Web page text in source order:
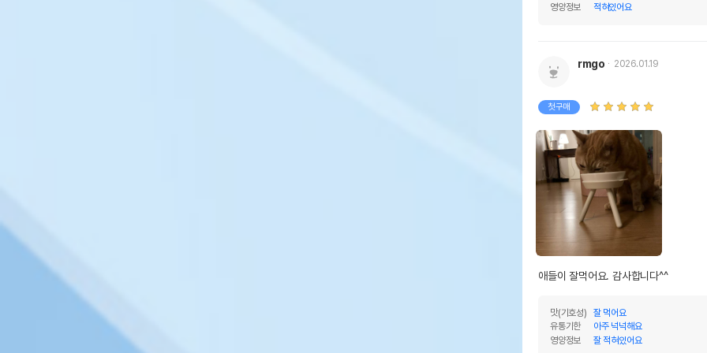
영양정보 적혀있어요
rmgo 2026.01.19
첫구매
애들이 잘먹어요. 감사합니다^^
맛(기호성)
잘 먹어요
유통기한
아주 넉넉해요
영양정보
잘 적혀있어요